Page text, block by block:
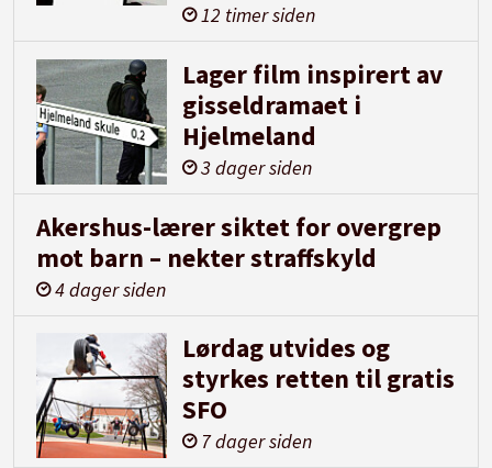
12 timer siden
Lager film inspirert av
gisseldramaet i
Hjelmeland
3 dager siden
Akershus-lærer siktet for overgrep
mot barn – nekter straffskyld
4 dager siden
Lørdag utvides og
styrkes retten til gratis
SFO
7 dager siden